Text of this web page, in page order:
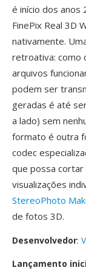
é início dos anos
FinePix Real 3D
nativamente.
retroativa: como
arquivos
podem ser
geradas é até
a lado) sem
formato é outra
codec
que possa cortar
visualizações
StereoPhoto
de fotos 3D.
Desenvolvedor:
Lançamento